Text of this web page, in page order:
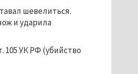
шевелиться.
и ударила
УК РФ (убийство